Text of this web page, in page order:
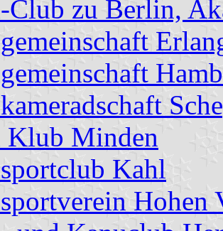
Club zu Berlin,
Klub Minden
Kahl
Hohen